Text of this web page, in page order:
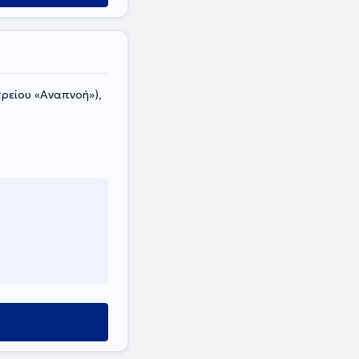
«Αναπνοή»),